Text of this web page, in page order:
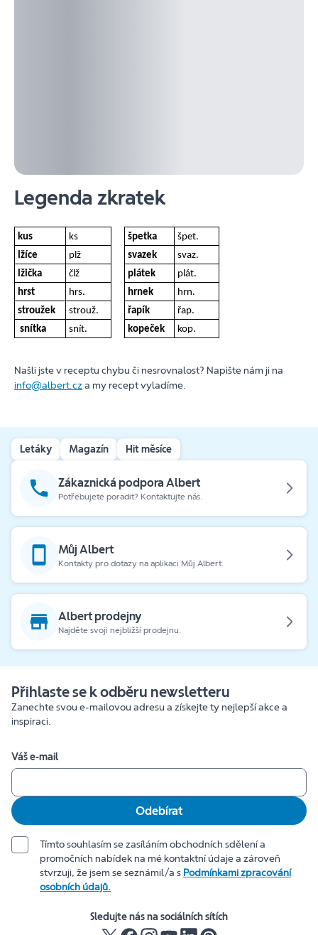
Legenda zkratek
kus ks špetka
špet.
lžíce
plž svazek
svaz.
lžička
člž plátek
plát.
hrst
hrs. hrnek
hrn.
stroužek
strouž. řapík
řap.
snítka
snít. kopeček kop.
Našli jste v receptu chybu či nesrovnalost? Napište nám ji na
info@albert.cza my recept vyladíme.
Letáky Magazín Hit měsíce
Zákaznická podpora Albert
Potřebujete poradit? Kontaktujte nás.
Můj Albert
Kontakty pro dotazy na aplikaci Můj Albert.
Albert prodejny
Najděte svoji nejbližší prodejnu.
Přihlaste se k odběru newsletteru
Zanechte svou e-mailovou adresu a získejte ty nejlepší akce a
inspiraci.
Váš e-mail
Odebírat
Tímto souhlasím se zasíláním obchodních sdělení a
promočních nabídek na mé kontaktní údaje a zároveň
stvrzuji, že jsem se seznámil/a s Podmínkami zpracování
osobních údajů.
Sledujte nás na sociálních sítích